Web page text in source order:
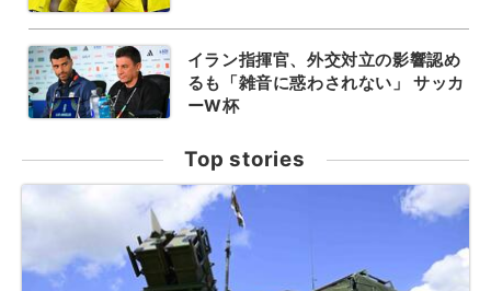
イラン指揮官、外交対立の影響認め
るも「雑音に惑わされない」 サッカ
ーW杯
Top stories